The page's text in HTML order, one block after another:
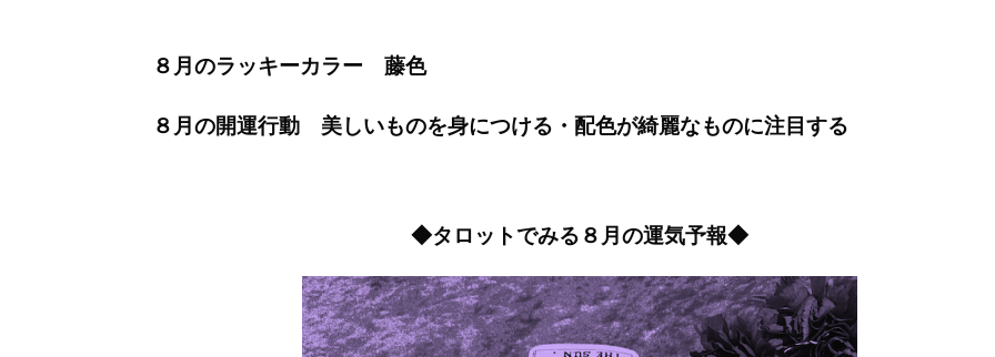
８月のラッキーカラー 藤色
８月の開運行動 美しいものを身につける・配色が綺麗なものに注目する
◆タロットでみる８月の運気予報◆